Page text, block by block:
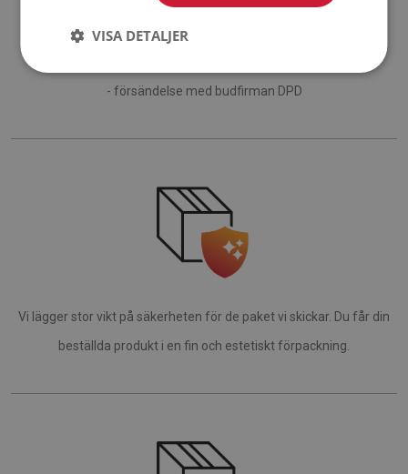
Leverans i Polen sker via:
- försändelse med budfirman DPD
Vi lägger stor vikt på säkerheten för de paket vi skickar. Du får din
beställda produkt i en fin och estetiskt förpackning.
VISA DETALJER